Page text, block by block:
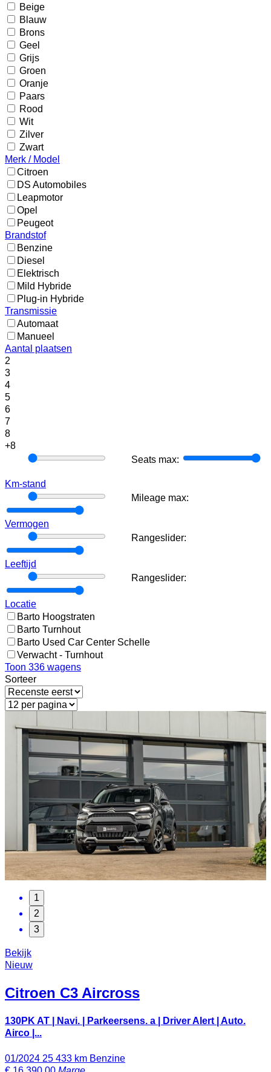
Beige
Blauw
Brons
Geel
Grijs
Groen
Oranje
Paars
Rood
Wit
Zilver
Zwart
Merk / Model
Citroen
DS Automobiles
Leapmotor
Opel
Peugeot
Brandstof
Benzine
Diesel
Elektrisch
Mild Hybride
Plug-in Hybride
Transmissie
Automaat
Manueel
Aantal plaatsen
2
3
4
5
6
7
8
+8
Seats
Seats max:
Km-stand
Mileage
min:
Mileage max:
Vermogen
Rangeslider:
Rangeslider:
Leeftijd
Rangeslider:
Rangeslider:
Locatie
Barto Hoogstraten
Barto Turnhout
Barto Used Car Center Schelle
Verwacht - Turnhout
Toon 336 wagens
Sorteer
1
2
3
Bekijk
Nieuw
Citroen C3 Aircross
130PK AT | Navi. | Parkeersens. a | Driver Alert | Auto.
Airco |...
01/2024 25 433 km Benzine